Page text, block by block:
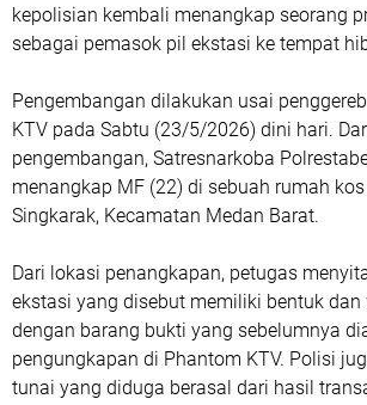
kepolisian kembali menangkap seorang
sebagai pemasok pil ekstasi ke tempat
Pengembangan dilakukan usai
KTV pada Sabtu (23/5/2026) dini hari.
pengembangan, Satresnarkoba
menangkap MF (22) di sebuah rumah
Singkarak, Kecamatan Medan Barat.
Dari lokasi penangkapan, petugas
ekstasi yang disebut memiliki bentuk dan
dengan barang bukti yang sebelumnya
pengungkapan di Phantom KTV. Polisi
tunai yang diduga berasal dari hasil